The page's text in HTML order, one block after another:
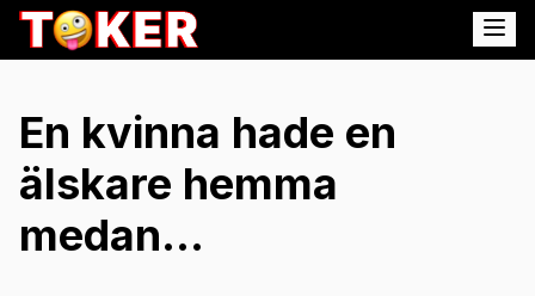
En kvinna hade en
älskare hemma
medan...